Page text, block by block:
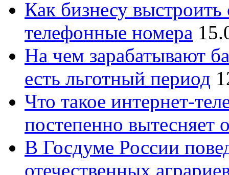
Как бизнесу
телефонные номера
На чем зарабатывают
есть льготный период
Что такое интернет-
постепенно вытесняет
В Госдуме России
отечественных